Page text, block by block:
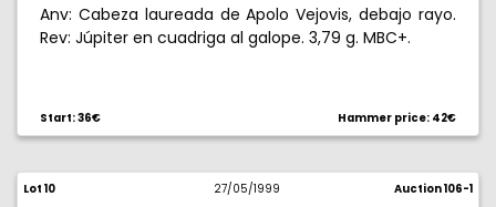
Anv: Cabeza laureada de Apolo Vejovis, debajo rayo.
Rev: Júpiter en cuadriga al galope. 3,79 g. MBC+.
Start: 36€ Hammer price: 42€
Lot 10 27/05/1999 Auction 106-1